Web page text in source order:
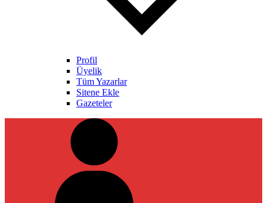
Profil
Üyelik
Tüm Yazarlar
Sitene Ekle
Gazeteler